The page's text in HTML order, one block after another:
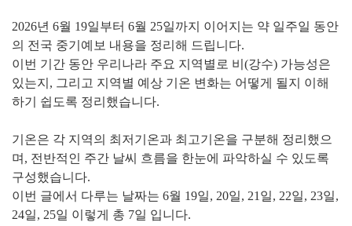
2026년 6월 19일부터 6월 25일까지
이어지는 약 일주일 동안
의 전국 중기예보 내용을 정리해 드립니다.
이번 기간 동안 우리나라 주요 지역별로 비(강수) 가능성은
있는지, 그리고 지역별 예상 기온 변화는 어떻게 될지
이해
하기 쉽도록 정리했습니다.
기온은 각 지역의 최저기온과 최고기온을 구분해 정리했으
며, 전반적인 주간 날씨 흐름을 한눈에 파악하실 수 있도록
구성했습니다.
이번 글에서 다루는 날짜는 6월 19일, 20일, 21일, 22일, 23일,
24일, 25일 이렇게 총 7일 입니다.